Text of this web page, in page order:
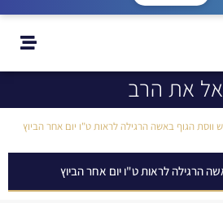
את הרב
ווסת הגוף באשה הרגילה לראות ט"ו יום אחר הביוץ
הרגילה לראות ט"ו יום אחר הביוץ